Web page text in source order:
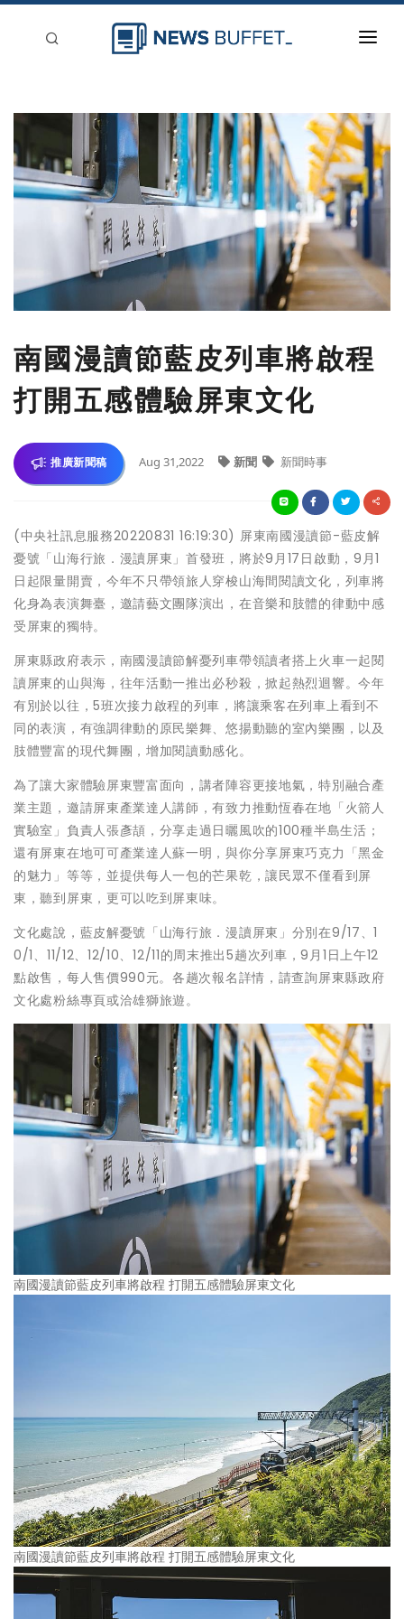
新聞稿分類
登入
刊登
南國漫讀節藍皮列車將啟程
打開五感體驗屏東文化
推廣新聞稿 Aug 31,2022 新聞 新聞時事
(中央社訊息服務20220831 16:19:30) 屏東南國漫讀節-藍皮解
憂號「山海行旅．漫讀屏東」首發班，將於9月17日啟動，9月1
日起限量開賣，今年不只帶領旅人穿梭山海間閱讀文化，列車將
化身為表演舞臺，邀請藝文團隊演出，在音樂和肢體的律動中感
受屏東的獨特。
屏東縣政府表示，南國漫讀節解憂列車帶領讀者搭上火車一起閱
讀屏東的山與海，往年活動一推出必秒殺，掀起熱烈迴響。今年
有別於以往，5班次接力啟程的列車，將讓乘客在列車上看到不
同的表演，有強調律動的原民樂舞、悠揚動聽的室內樂團，以及
肢體豐富的現代舞團，增加閱讀動感化。
為了讓大家體驗屏東豐富面向，講者陣容更接地氣，特別融合產
業主題，邀請屏東產業達人講師，有致力推動恆春在地「火箭人
實驗室」負責人張彥頡，分享走過日曬風吹的100種半島生活；
還有屏東在地可可產業達人蘇一明，與你分享屏東巧克力「黑金
的魅力」等等，並提供每人一包的芒果乾，讓民眾不僅看到屏
東，聽到屏東，更可以吃到屏東味。
文化處說，藍皮解憂號「山海行旅．漫讀屏東」分別在9/17、1
0/1、11/12、12/10、12/11的周末推出5趟次列車，9月1日上午12
點啟售，每人售價990元。各趟次報名詳情，請查詢屏東縣政府
文化處粉絲專頁或洽雄獅旅遊。
南國漫讀節藍皮列車將啟程 打開五感體驗屏東文化
南國漫讀節藍皮列車將啟程 打開五感體驗屏東文化